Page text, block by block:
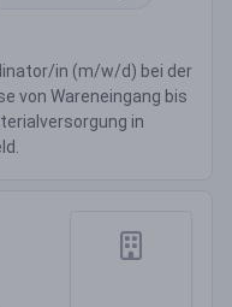
in (m/w/d) bei der
von Wareneingang bis
in